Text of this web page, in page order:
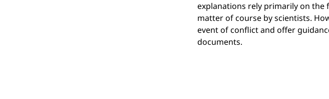
explanations rely primarily on the
matter of course by scientists.
event of conflict and offer
documents.